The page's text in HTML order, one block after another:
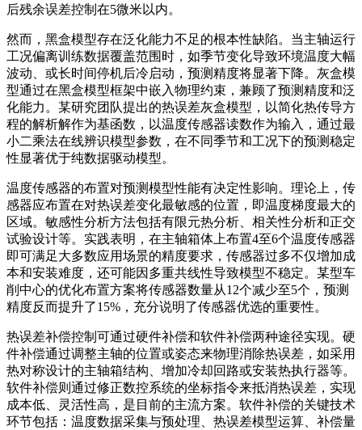
后残余误差控制在5微米以内。
然而，黑盒模型存在泛化能力不足的根本性缺陷。当主轴运行
工况偏离训练数据覆盖范围时，如季节变化导致环境温度大幅
波动、或长时间停机后冷启动，预测精度将显著下降。灰盒模
型通过在黑盒模型框架中嵌入物理约束，兼顾了预测精度和泛
化能力。某研究团队提出的热误差灰盒模型，以简化热传导方
程的解析解作为基函数，以温度传感器读数作为输入，通过最
小二乘法在线辨识模型参数，在不同季节和工况下的预测稳定
性显著优于纯数据驱动模型。
温度传感器的布置对预测模型性能有决定性影响。理论上，传
感器应布置在对热误差变化最敏感的位置，即温度梯度最大的
区域。敏感性分析方法包括有限元热分析、相关性分析和正交
试验设计等。实践表明，在主轴箱体上布置4至6个温度传感器
即可满足大多数应用场景的精度要求，传感器过多不仅增加成
本和安装难度，还可能因多重共线性导致模型不稳定。某型车
削中心的优化布置方案将传感器数量从12个减少至5个，预测
精度反而提升了15%，充分说明了传感器优选的重要性。
热误差补偿控制可通过硬件补偿和软件补偿两种途径实现。硬
件补偿通过调整主轴的位置或姿态来物理消除热误差，如采用
热对称设计的主轴箱结构、增加冷却回路或安装热执行器等。
软件补偿则通过修正数控系统的坐标指令来抵消热误差，实现
成本低、灵活性高，是目前的主流方案。软件补偿的关键技术
环节包括：温度数据采集与预处理、热误差模型运算、补偿量